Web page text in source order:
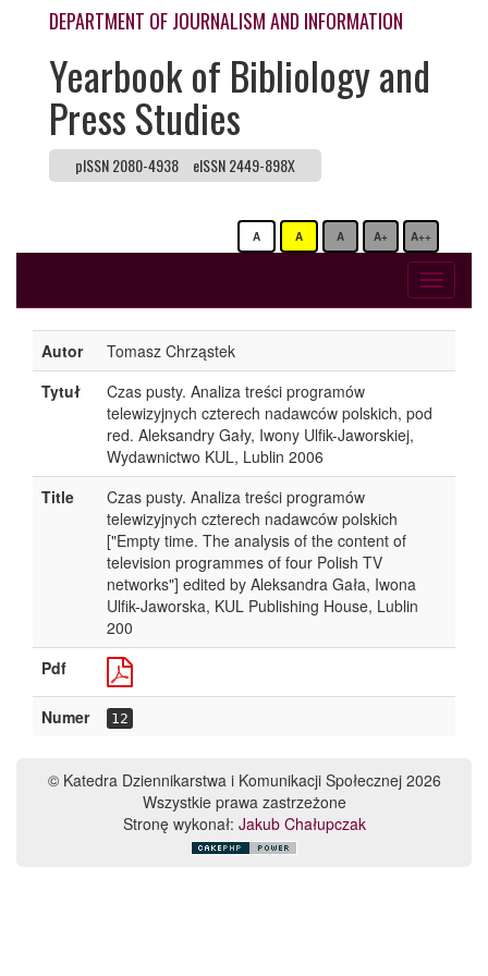
DEPARTMENT OF JOURNALISM AND INFORMATION
Yearbook of Bibliology and
Press Studies
pISSN 2080-4938 eISSN 2449-898X
A A A A+ A++
Toggle
Autor
Tomasz Chrząstek
Tytuł
Czas pusty. Analiza treści programów
telewizyjnych czterech nadawców polskich, pod
red. Aleksandry Gały, Iwony Ulfik-Jaworskiej,
Wydawnictwo KUL, Lublin 2006
Title
Czas pusty. Analiza treści programów
telewizyjnych czterech nadawców polskich
["Empty time. The analysis of the content of
television programmes of four Polish TV
networks"] edited by Aleksandra Gała, Iwona
Ulfik-Jaworska, KUL Publishing House, Lublin
200
Pdf
Numer 12
© Katedra Dziennikarstwa i Komunikacji Społecznej 2026
Wszystkie prawa zastrzeżone
Stronę wykonał: Jakub Chałupczak